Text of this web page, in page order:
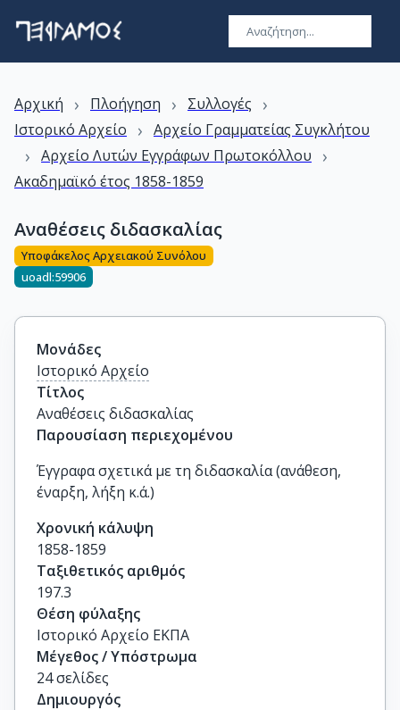
Αρχική › Πλοήγηση › Συλλογές ›
Ιστορικό Αρχείο › Αρχείο Γραμματείας Συγκλήτου
› Αρχείο Λυτών Εγγράφων Πρωτοκόλλου ›
Ακαδημαϊκό έτος 1858-1859
Αναθέσεις διδασκαλίας
Υποφάκελος Αρχειακού Συνόλου
uoadl:59906
Μονάδες
Ιστορικό Αρχείο
Τίτλος
Αναθέσεις διδασκαλίας
Παρουσίαση περιεχομένου
Έγγραφα σχετικά με τη διδασκαλία (ανάθεση,
έναρξη, λήξη κ.ά.)
Χρονική κάλυψη
1858-1859
Ταξιθετικός αριθμός
197.3
Θέση φύλαξης
Ιστορικό Αρχείο ΕΚΠΑ
Μέγεθος / Υπόστρωμα
24 σελίδες
Δημιουργός